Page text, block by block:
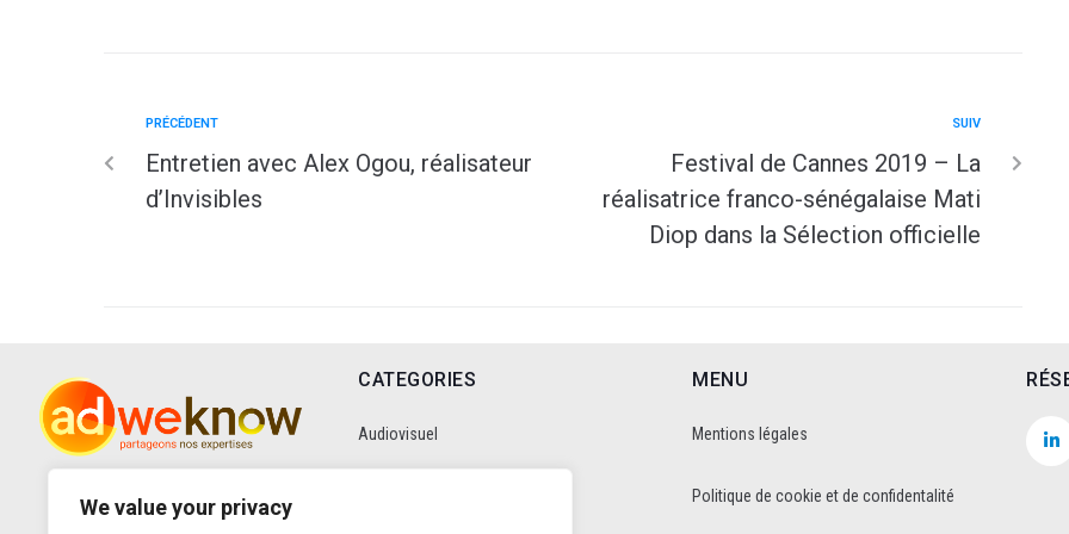
We value your privacy
PRÉCÉDENT
Entretien avec Alex Ogou, réalisateur
d’Invisibles
SUIV
Festival de Cannes 2019 – La
réalisatrice franco-sénégalaise Mati
Diop dans la Sélection officielle
CATEGORIES
Audiovisuel
MENU
Mentions légales
Politique de cookie et de confidentalité